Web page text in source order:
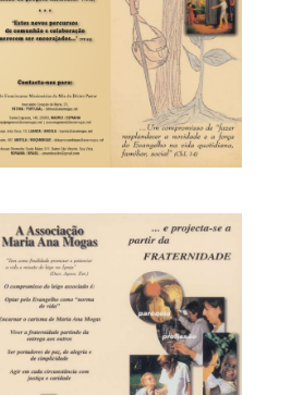
parte, através da figura
das nossas Irmãs Mártires,
Ana Mogas e da Missão que
colocamos em formato